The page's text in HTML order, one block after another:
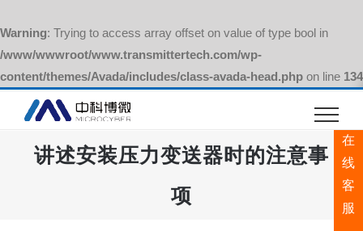
Warning: Trying to access array offset on value of type bool in
/www/wwwroot/www.transmittertech.com/wp-
content/themes/Avada/includes/class-avada-head.php on line 134
讲述安装压力变送器时的注意事
项
在
线
客
服